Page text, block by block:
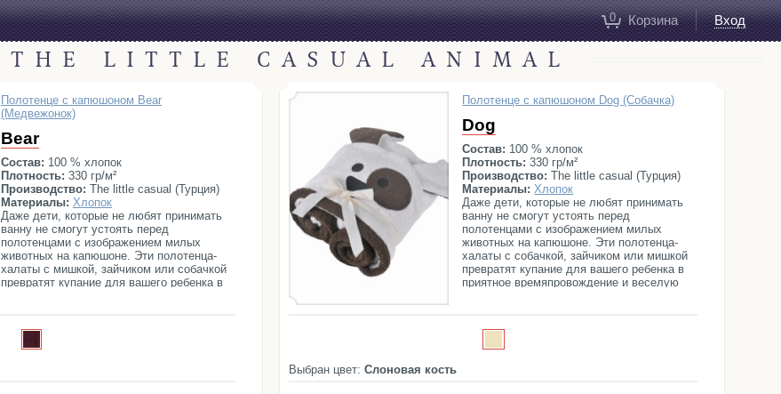
0 Корзина Вход
THE LITTLE CASUAL ANIMAL
Полотенце с капюшоном Bear
(Медвежонок)
Bear
Состав: 100 % хлопок
Плотность: 330 гр/м²
Производство: The little casual (Турция)
Материалы: Хлопок
Даже дети, которые не любят принимать
ванну не смогут устоять перед
полотенцами с изображением милых
животных на капюшоне. Эти полотенца-
халаты с мишкой, зайчиком или собачкой
превратят купание для вашего ребенка в
Полотенце с капюшоном Dog (Собачка)
Dog
Состав: 100 % хлопок
Плотность: 330 гр/м²
Производство: The little casual (Турция)
Материалы: Хлопок
Даже дети, которые не любят принимать
ванну не смогут устоять перед
полотенцами с изображением милых
животных на капюшоне. Эти полотенца-
халаты с собачкой, зайчиком или мишкой
превратят купание для вашего ребенка в
приятное времяпровождение и веселую
Выбран цвет:Слоновая кость